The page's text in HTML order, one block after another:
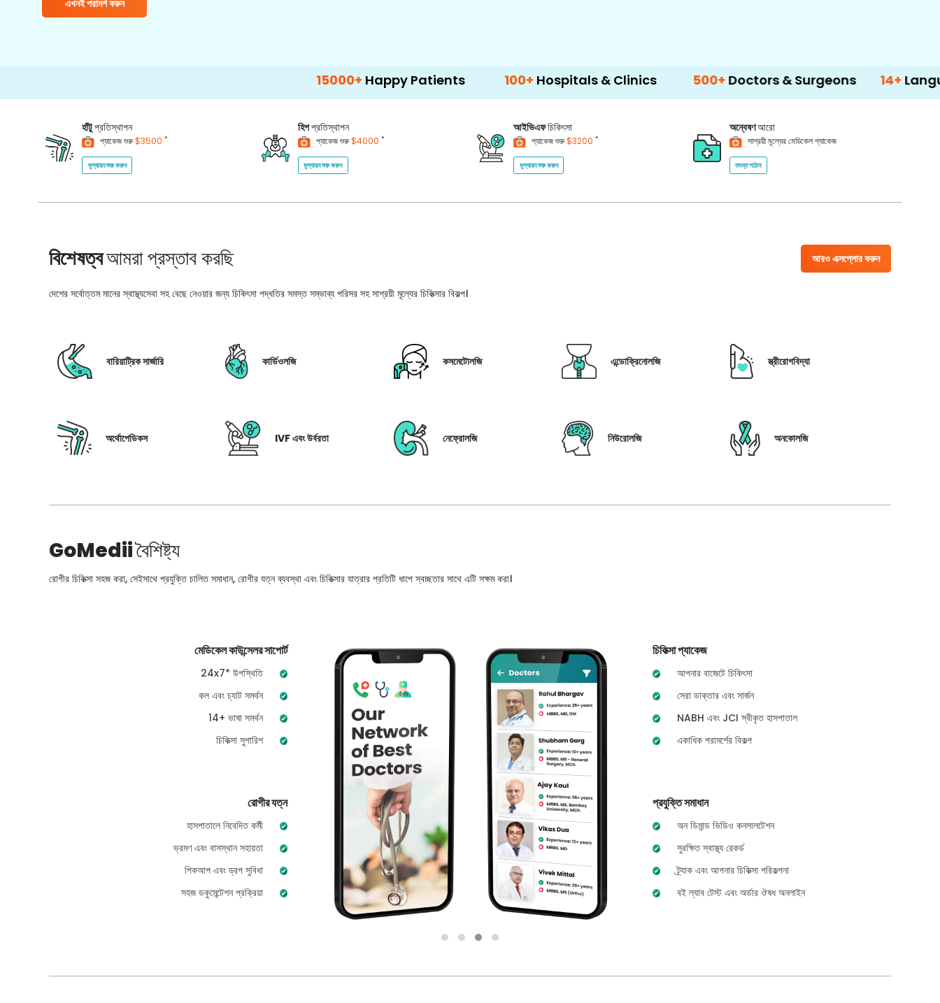
এখনই পরামর্শ করুন
Happy Patients 100+Hospitals & Clinics 500+Doctors & Surgeons 14+Language
হাঁটুপ্রতিস্থাপন
প্যাকেজ শুরু$3500 *
মূল্যায়ন শুরু করুন
হিপপ্রতিস্থাপন
প্যাকেজ শুরু$4000 *
মূল্যায়ন শুরু করুন
আইভিএফচিকিৎসা
প্যাকেজ শুরু$3200 *
মূল্যায়ন শুরু করুন
অন্বেষণআরো
সাশ্রয়ী মূল্যের মেডিকেল প্যাকেজ
তদন্ত পাঠান
বিশেষত্বআমরা প্রস্তাব করছি আরও এক্সপ্লোর করুন
দেশের সর্বোত্তম মানের স্বাস্থ্যসেবা সহ বেছে নেওয়ার জন্য চিকিৎসা পদ্ধতির সমস্ত সম্ভাব্য পরিসর সহ সাশ্রয়ী মূল্যের চিকিত্সার বিকল্প।
বারিয়াট্রিক সার্জারি কার্ডিওলজি কসমেটোলজি এন্ডোক্রিনোলজি স্ত্রীরোগবিদ্যা
অর্থোপেডিকস IVF এবং উর্বরতা নেফ্রোলজি নিউরোলজি অনকোলজি
GoMediiবৈশিষ্ট্য
রোগীর চিকিত্সা সহজ করা, সেইসাথে প্রযুক্তি চালিত সমাধান, রোগীর যত্ন ব্যবস্থা এবং চিকিত্সার যাত্রার প্রতিটি ধাপে স্বচ্ছতার সাথে এটি সক্ষম করা।
মেডিকেল কাউন্সেলর সাপোর্ট
24x7* উপস্থিতি
কল এবং চ্যাট সমর্থন
14+ ভাষা সমর্থন
চিকিত্সা সুপারিশ
রোগীর যত্ন
হাসপাতালে নিবেদিত কর্মী
ভ্রমণ এবং বাসস্থান সহায়তা
পিকআপ এবং ড্রপ সুবিধা
সহজ ডকুমেন্টেশন প্রক্রিয়া
চিকিত্সা প্যাকেজ
আপনার বাজেটে চিকিৎসা
সেরা ডাক্তার এবং সার্জন
NABH এবং JCI স্বীকৃত হাসপাতাল
একাধিক পরামর্শের বিকল্প
প্রযুক্তি সমাধান
অন ডিমান্ড ভিডিও কনসালটেশন
সুরক্ষিত স্বাস্থ্য রেকর্ড
ট্র্যাক এবং আপনার চিকিত্সা পরিকল্পনা
বই ল্যাব টেস্ট এবং অর্ডার ঔষধ অনলাইন